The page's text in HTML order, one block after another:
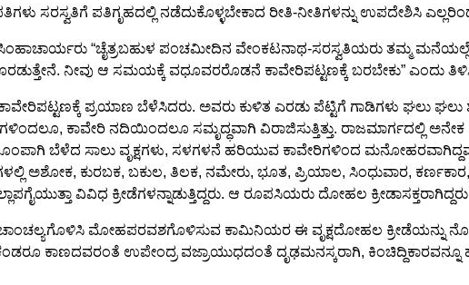
ಸರಸ್ವತಿಗೆ ಪತಿಗೃಹದಲ್ಲಿ ನಡೆದುಕೊಳ್ಳಬೇಕಾದ ರೀತಿ-ನೀತಿಗಳನ್ನು ಉಪದೇಶಿಸಿ ಎಲ್ಲರಿಂದ
“ಚೈತ್ರಬಹುಳ ಪಂಚಮೀದಿನ ವೇಂಕಟನಾಥ-ಸರಸ್ವತಿಯರು ತಮ್ಮ
ನೀವು ಆ ಸಮಯಕ್ಕೆ ವಧೂವರರೊಡನೆ ಕಾವೇರಿಪಟ್ಟಣಕ್ಕೆ ಬರಬೇಕು”
ಪ್ರಯಾಣ ಬೆಳೆಸಿದರು. ಅವರು ಕುಳಿತ ಎರಡು ಪೆಟ್ಟಿಗೆ ಗಾಡಿಗಳು ಘಲು
ಕಾವೇರಿ ನದಿಯಿಂದಲೂ ಸಮೃದ್ಧವಾಗಿ ವಿರಾಜಿಸುತ್ತಿತ್ತು.
ಬೆಳೆದ ಸಾಲು ವೃಕ್ಷಗಳು, ಸಳಗಳನೆ ಹರಿಯುವ ಕಾವೇರಿಗಳಿಂದ
ಅಶೋಕ, ಕುರಬಕ, ಬಕುಲ, ತಿಲಕ, ನಮೇರು, ಭೂತ, ಪ್ರಿಯಾಲ, ಸಿಂಧುವಾರ,
ವಿವಿಧ ಕ್ರೀಡೆಗಳನ್ನಾಡುತ್ತಿದ್ದರು. ಆ ರೂಪಸಿಯರು ದೋಹಲ
ಮೋಹಪರವಶಗೊಳಿಸುವ ಕಾಮಿನಿಯರ ಈ ವೃಕ್ಷದೋಹಲ ಕ್ರೀಡೆಯನ್ನು
ಕಾಣದವರಂತೆ ಉಪೇಂದ್ರ ವಜ್ರಾಯುಧದಂತೆ ದೃಢಮನಸ್ಕರಾಗಿ, ಕಿಂಚಿದ್ದಿಕಾರವನ್ನೂ